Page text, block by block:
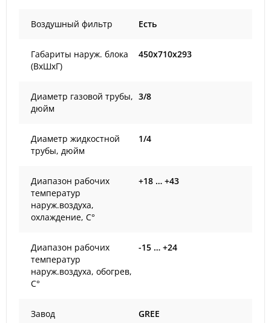
Воздушный фильтр Есть
Габариты наруж. блока
(ВxШxГ)
450x710x293
Диаметр газовой трубы,
дюйм
3/8
Диаметр жидкостной
трубы, дюйм
1/4
Диапазон рабочих
температур
наруж.воздуха,
охлаждение, С°
+18 … +43
Диапазон рабочих
температур
наруж.воздуха, обогрев,
С°
-15 … +24
Завод GREE